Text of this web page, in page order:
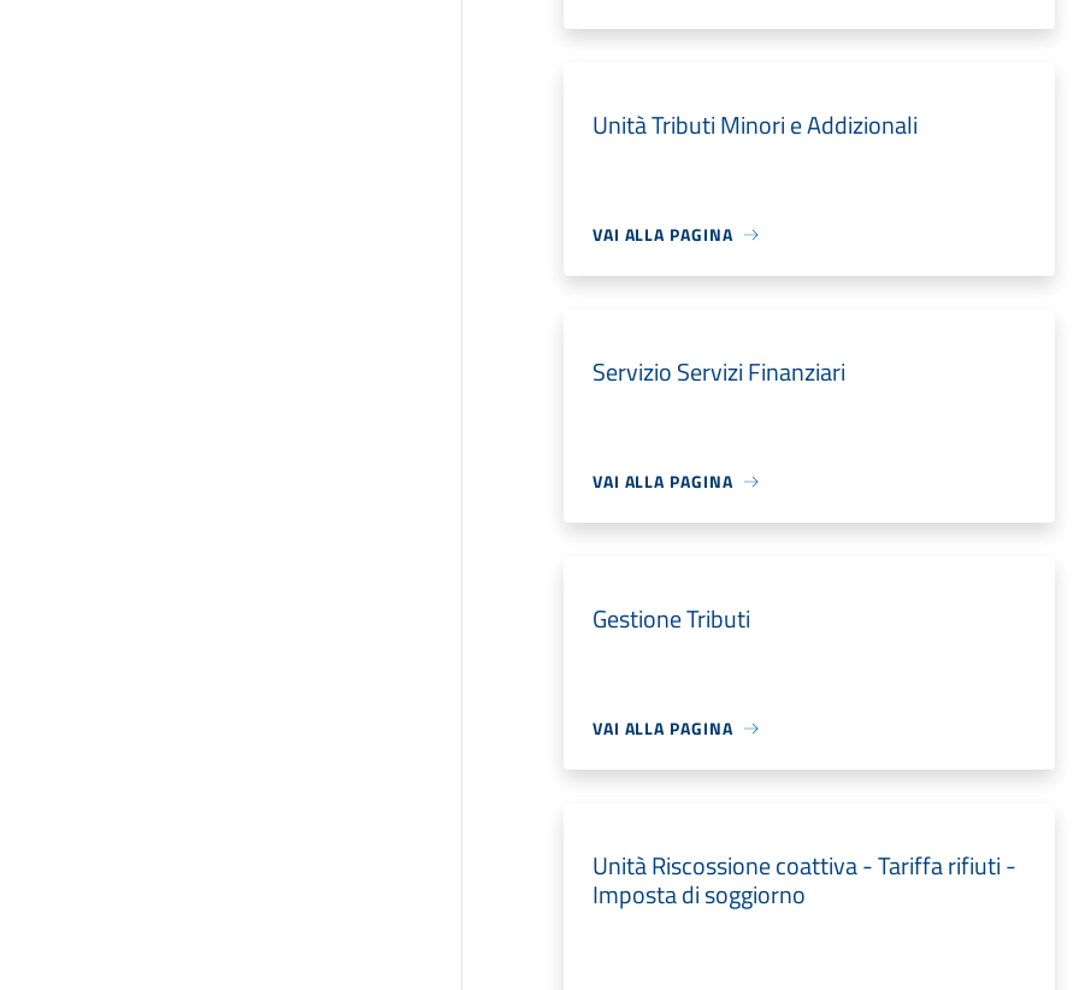
Unità Tributi Minori e Addizionali
VAI ALLA PAGINA
Servizio Servizi Finanziari
VAI ALLA PAGINA
Gestione Tributi
VAI ALLA PAGINA
Unità Riscossione coattiva - Tariffa rifiuti -
Imposta di soggiorno